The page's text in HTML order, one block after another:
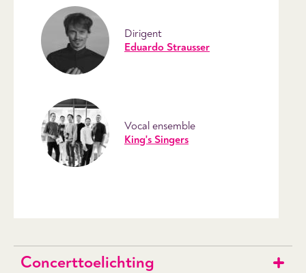
Dirigent
Eduardo Strausser
Vocal ensemble
King's Singers
Concerttoelichting